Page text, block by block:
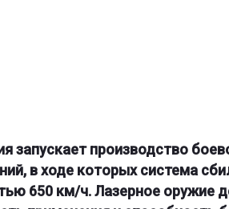
запускает производство
в ходе которых система
650 км/ч. Лазерное оружие